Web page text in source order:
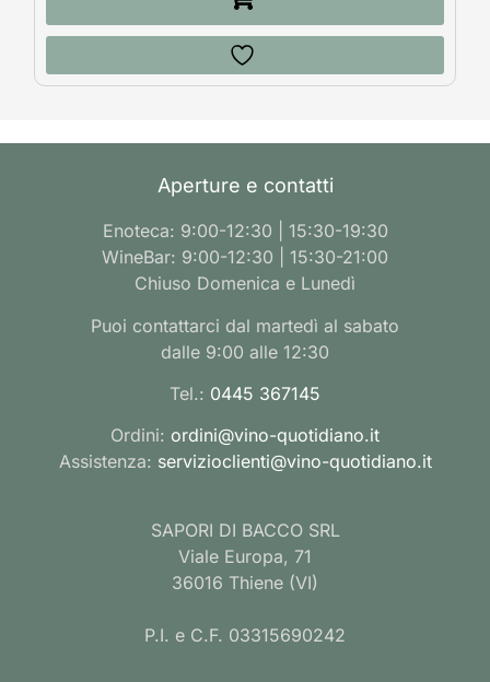
Aperture e contatti
Enoteca: 9:00-12:30 | 15:30-19:30
WineBar: 9:00-12:30 | 15:30-21:00
Chiuso Domenica e Lunedì
Puoi contattarci dal martedì al sabato
dalle 9:00 alle 12:30
Tel.: 0445 367145
Ordini: ordini@vino-quotidiano.it
Assistenza: servizioclienti@vino-quotidiano.it
SAPORI DI BACCO SRL
Viale Europa, 71
36016 Thiene (VI)
P.I. e C.F. 03315690242